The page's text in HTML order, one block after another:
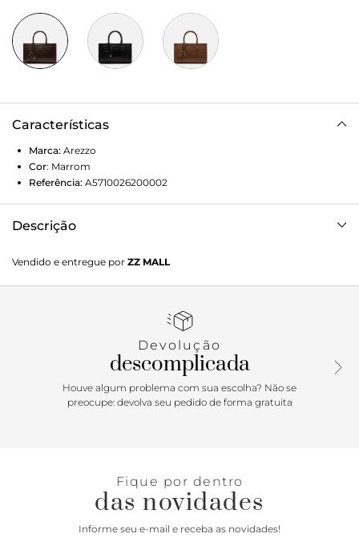
Características
Marca: Arezzo
Cor: Marrom
Referência: A5710026200002
Descrição
Vendido e entregue por ZZ MALL
Devolução
descomplicada
Houve algum problema com sua escolha? Não se
preocupe: devolva seu pedido de forma gratuita
Fique por dentro
das novidades
Informe seu e-mail e receba as novidades!